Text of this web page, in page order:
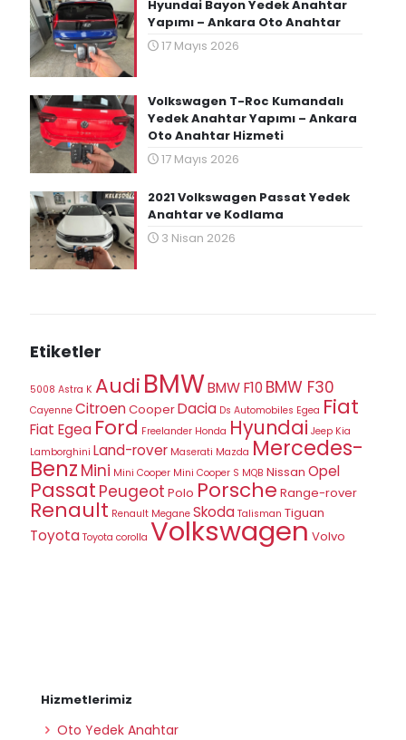
Hyundai Bayon Yedek Anahtar
Yapımı – Ankara Oto Anahtar
17 Mayıs 2026
Volkswagen T-Roc Kumandalı
Yedek Anahtar Yapımı – Ankara
Oto Anahtar Hizmeti
17 Mayıs 2026
2021 Volkswagen Passat Yedek
Anahtar ve Kodlama
3 Nisan 2026
Etiketler
5008 Astra K AudiBMWBMW F10 BMW F30
Cayenne CitroenCooperDacia Ds Automobiles Egea Fiat
Fiat Egea Ford Freelander Honda Hyundai Jeep Kia
Lamborghini Land-rover Maserati Mazda Mercedes-
Benz Mini Mini Cooper Mini Cooper S MQB Nissan Opel
Passat Peugeot Polo Porsche Range-rover
Renault Renault Megane Skoda Talisman Tiguan
Toyota Toyota corolla Volkswagen Volvo
Hizmetlerimiz
Oto Yedek Anahtar